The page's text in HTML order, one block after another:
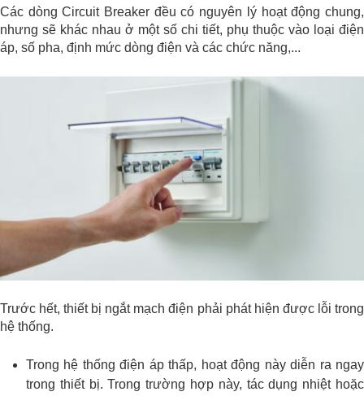
Các dòng Circuit Breaker đều có nguyên lý hoạt động chung,
nhưng sẽ khác nhau ở một số chi tiết, phụ thuộc vào loại điện
áp, số pha, định mức dòng điện và các chức năng,...
Trước hết, thiết bị ngắt mạch điện phải phát hiện được lỗi trong
hệ thống.
Trong hệ thống điện áp thấp, hoạt động này diễn ra ngay
trong thiết bị. Trong trường hợp này, tác dụng nhiệt hoặc